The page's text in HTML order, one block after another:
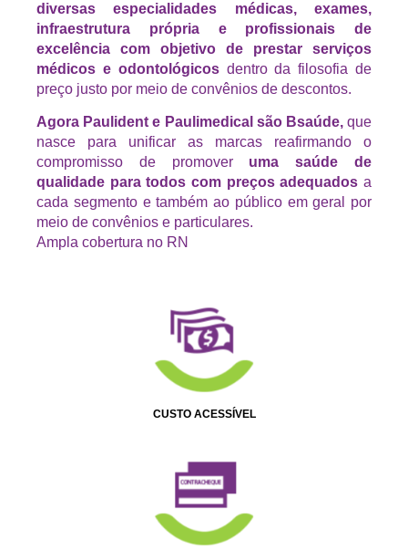
diversas especialidades médicas, exames,
infraestrutura própria e profissionais de
excelência com objetivo de prestar serviços
médicos e odontológicosdentro da filosofia de
preço justo por meio de convênios de descontos.
Agora Paulident e Paulimedical são Bsaúde,que
nasce para unificar as marcas reafirmando o
compromisso de promover uma saúde de
qualidade para todos com preços adequados a
cada segmento e também ao público em geral por
meio de convênios e particulares.
Ampla cobertura no RN
CUSTO ACESSÍVEL